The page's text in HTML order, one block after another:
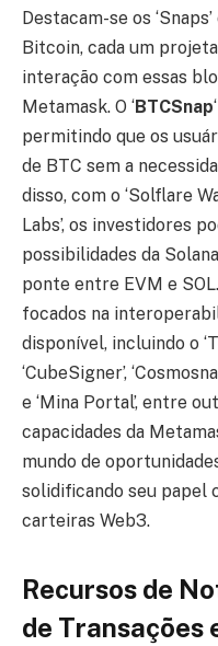
Destacam-se os
Bitcoin, cada um
interação com essas
Metamask. O ‘BTCSnap
permitindo que os
de BTC sem a
disso, com o ‘Solflare
Labs’, os investidores
possibilidades da
ponte entre EVM e
focados na
disponível, incluindo o
‘CubeSigner’,
e ‘Mina Portal’, entre
capacidades da
mundo de
solidificando seu papel
carteiras Web3.
Recursos de
de Transações